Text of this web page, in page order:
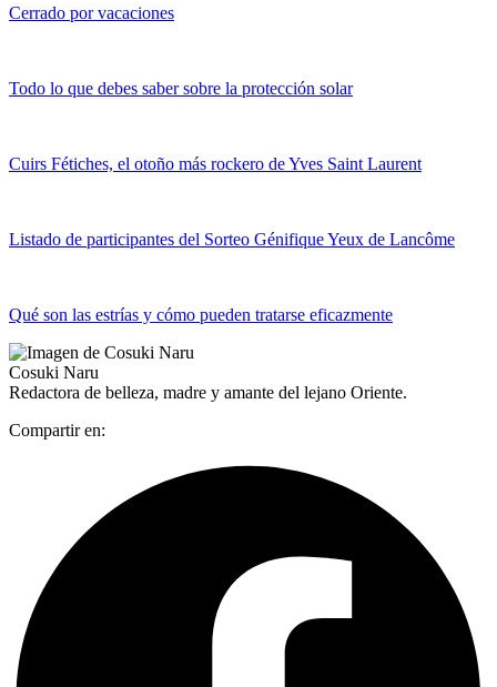
Cerrado por vacaciones
Todo lo que debes saber sobre la protección solar
Cuirs Fétiches, el otoño más rockero de Yves Saint Laurent
Listado de participantes del Sorteo Génifique Yeux de Lancôme
Qué son las estrías y cómo pueden tratarse eficazmente
Cosuki Naru
Redactora de belleza, madre y amante del lejano Oriente.
Compartir en: